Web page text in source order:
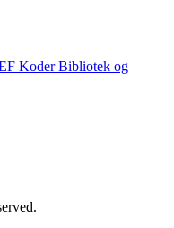
Koder Bibliotek og